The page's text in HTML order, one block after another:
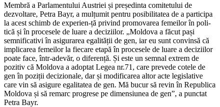
Membră a Parlamentului Austriei și președinta comitetului de
dezvoltare, Pe­tra Bayr, a mulțumit pentru posibilitatea de a participa
la acest schimb de experien-ță privind promovarea femeilor în poli-
tică și în procesele de luare a deciziilor. „Moldova a făcut pași
semnificativi în asigurarea egalității de gen, iar eu sunt convinsă că
implicarea femeilor la fieca­re etapă în procesele de luare a deciziilor
poate face, într-adevăr, o diferență. Și este un semnal extrem de
pozitiv că Moldova a adoptat Legea nr.71, care prevede co­tele de
gen în poziții decizionale, dar și modificarea altor acte legislative
care vin să asigure egalitatea de gen. Mă bucur să revin în Republica
Moldova și să remarc progrese pe dimensiunea de gen”, a punc­tat
Petra Bayr.